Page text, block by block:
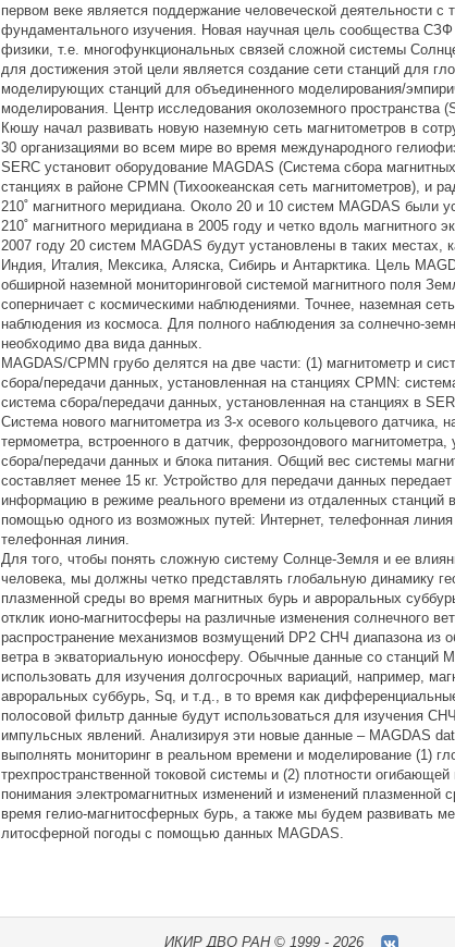
первом веке является поддержание человеческой деятельности с
фундаментального изучения. Новая научная цель сообщества СЗФ
физики, т.е. многофункциональных связей сложной системы
для достижения этой цели является создание сети станций для
моделирующих станций для объединенного моделирования/
моделирования. Центр исследования околоземного пространства
Кюшу начал развивать новую наземную сеть магнитометров в
30 организациями во всем мире во время международного
SERC установит оборудование MAGDAS (Система сбора
станциях в районе CPMN (Тихоокеанская сеть магнитометров), и
210˚ магнитного меридиана. Около 20 и 10 систем MAGDAS были
210˚ магнитного меридиана в 2005 году и четко вдоль магнитного
2007 году 20 систем MAGDAS будут установлены в таких местах,
Индия, Италия, Мексика, Аляска, Сибирь и Антарктика. Цель
обширной наземной мониторинговой системой магнитного поля
соперничает с космическими наблюдениями. Точнее, наземная
наблюдения из космоса. Для полного наблюдения за солнечно-
необходимо два вида данных.
MAGDAS/CPMN грубо делятся на две части: (1) магнитометр и
сбора/передачи данных, установленная на станциях CPMN:
система сбора/передачи данных, установленная на станциях в
Система нового магнитометра из 3-х осевого кольцевого датчика,
термометра, встроенного в датчик, феррозондового магнитометра,
сбора/передачи данных и блока питания. Общий вес системы
составляет менее 15 кг. Устройство для передачи данных
информацию в режиме реального времени из отдаленных станций
помощью одного из возможных путей: Интернет, телефонная линия
телефонная линия.
Для того, чтобы понять сложную систему Солнце-Земля и ее
человека, мы должны четко представлять глобальную динамику
плазменной среды во время магнитных бурь и авроральных
отклик ионо-магнитосферы на различные изменения солнечного
распространение механизмов возмущений DP2 СНЧ диапазона из
ветра в экваториальную ионосферу. Обычные данные со станций
использовать для изучения долгосрочных вариаций, например,
авроральных суббурь, Sq, и т.д., в то время как
полосовой фильтр данные будут использоваться для изучения
импульсных явлений. Анализируя эти новые данные – МAGDAS
выполнять мониторинг в реальном времени и моделирование (1)
трехпространственной токовой системы и (2) плотности
понимания электромагнитных изменений и изменений плазменной
время гелио-магнитосферных бурь, а также мы будем развивать
литосферной погоды с помощью данных MAGDAS.
ИКИР ДВО РАН © 1999 - 2026